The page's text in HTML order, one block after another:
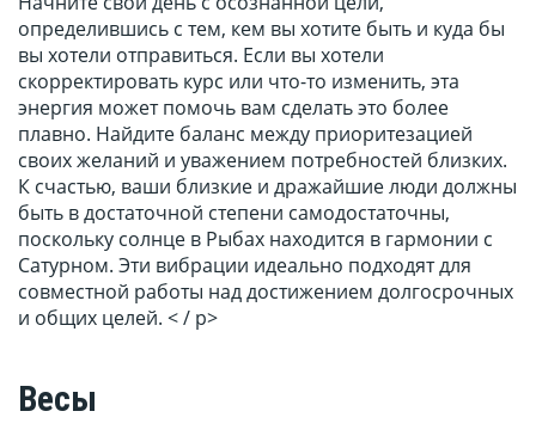
определившись с тем, кем вы хотите быть и куда бы
вы хотели отправиться. Если вы хотели
скорректировать курс или что-то изменить, эта
энергия может помочь вам сделать это более
плавно. Найдите баланс между приоритезацией
своих желаний и уважением потребностей близких.
К счастью, ваши близкие и дражайшие люди должны
быть в достаточной степени самодостаточны,
поскольку солнце в Рыбах находится в гармонии с
Сатурном. Эти вибрации идеально подходят для
совместной работы над достижением долгосрочных
и общих целей. < / p>
Весы